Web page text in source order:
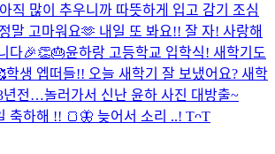
직 많이 추우니까 따뜻하게 입고 감기 조심
말 고마워요🫶 내일 또 봐요!! 잘 자! 사랑해
다🎉👏🎂윤하랑 고등학교 입학식! 새학기도
학생 엡떠들!! 오늘 새학기 잘 보냈어요? 새학
년전…놀러가서 신난 윤하 사진 대방출~
축하해 !! 🍞🦋 늦어서 소리 ..! TᴖT